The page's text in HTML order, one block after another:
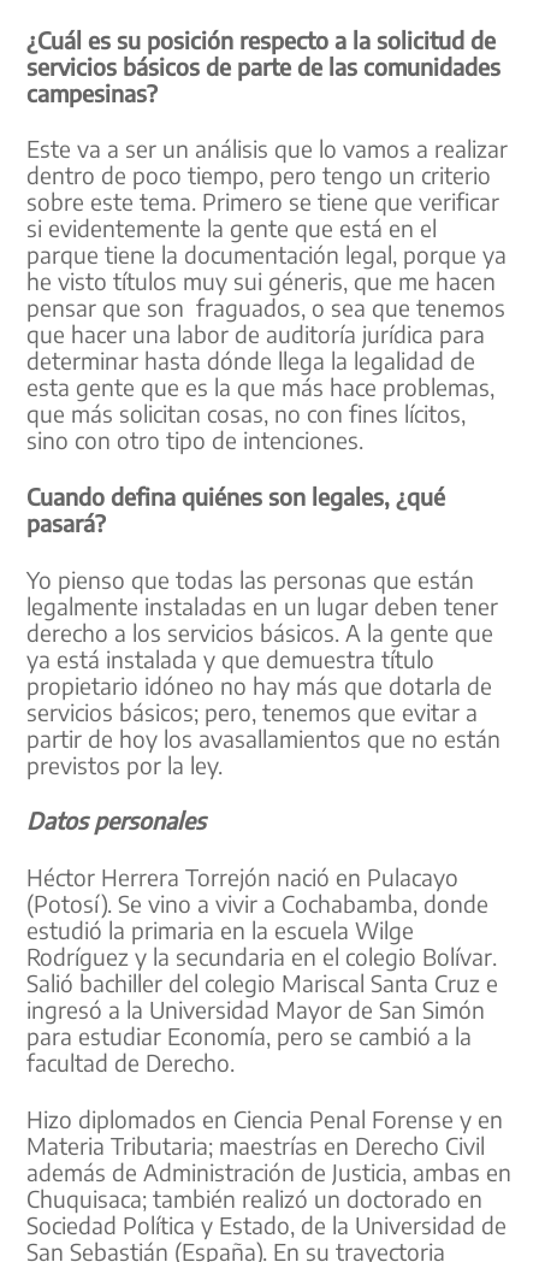
¿Cuál es su posición respecto a la solicitud de
servicios básicos de parte de las comunidades
campesinas?
Este va a ser un análisis que lo vamos a realizar
dentro de poco tiempo, pero tengo un criterio
sobre este tema. Primero se tiene que verificar
si evidentemente la gente que está en el
parque tiene la documentación legal, porque ya
he visto títulos muy sui géneris, que me hacen
pensar que son fraguados, o sea que tenemos
que hacer una labor de auditoría jurídica para
determinar hasta dónde llega la legalidad de
esta gente que es la que más hace problemas,
que más solicitan cosas, no con fines lícitos,
sino con otro tipo de intenciones.
Cuando defina quiénes son legales, ¿qué
pasará?
Yo pienso que todas las personas que están
legalmente instaladas en un lugar deben tener
derecho a los servicios básicos. A la gente que
ya está instalada y que demuestra título
propietario idóneo no hay más que dotarla de
servicios básicos; pero, tenemos que evitar a
partir de hoy los avasallamientos que no están
previstos por la ley.
Datos personales
Héctor Herrera Torrejón nació en Pulacayo
(Potosí). Se vino a vivir a Cochabamba, donde
estudió la primaria en la escuela Wilge
Rodríguez y la secundaria en el colegio Bolívar.
Salió bachiller del colegio Mariscal Santa Cruz e
ingresó a la Universidad Mayor de San Simón
para estudiar Economía, pero se cambió a la
facultad de Derecho.
Hizo diplomados en Ciencia Penal Forense y en
Materia Tributaria; maestrías en Derecho Civil
además de Administración de Justicia, ambas en
Chuquisaca; también realizó un doctorado en
Sociedad Política y Estado, de la Universidad de
San Sebastián (España). En su trayectoria